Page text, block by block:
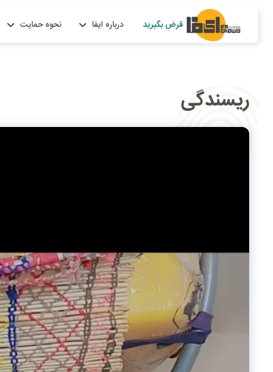
قرض بگیرید درباره ایفا نحوه حمایت
ریسندگی